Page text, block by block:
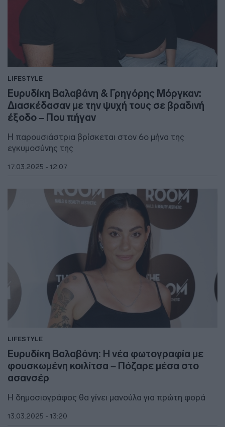
LIFESTYLE
Ευρυδίκη Βαλαβάνη & Γρηγόρης Μόργκαν:
Διασκέδασαν με την ψυχή τους σε βραδινή
έξοδο – Που πήγαν
Η παρουσιάστρια βρίσκεται στον 6ο μήνα της
εγκυμοσύνης της
17.03.2025 - 12:07
LIFESTYLE
Ευρυδίκη Βαλαβάνη: Η νέα φωτογραφία με
φουσκωμένη κοιλίτσα – Πόζαρε μέσα στο
ασανσέρ
Η δημοσιογράφος θα γίνει μανούλα για πρώτη φορά
13.03.2025 - 13:20